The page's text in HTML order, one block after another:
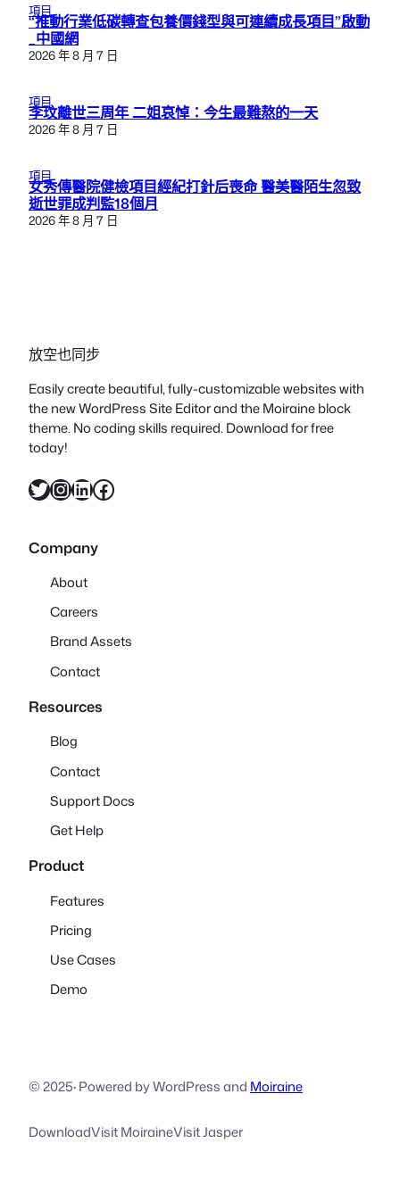
項目
“推動行業低碳轉查包養價錢型與可連續成長項目”啟動
_中國網
2026 年 8 月 7 日
項目
李玟離世三周年 二姐哀悼：今生最難熬的一天
2026 年 8 月 7 日
項目
女秀傳醫院健檢項目經紀打針后喪命 醫美醫陌生忽致
逝世罪成判監18個月
2026 年 8 月 7 日
放空也同步
Easily create beautiful, fully-customizable websites with
the new WordPress Site Editor and the Moiraine block
theme. No coding skills required. Download for free
today!
X InstagramLinkedIn Facebook
Company
About
Careers
Brand Assets
Contact
Resources
Blog
Contact
Support Docs
Get Help
Product
Features
Pricing
Use Cases
Demo
© 2025·Powered by WordPress and Moiraine
DownloadVisit MoiraineVisit Jasper